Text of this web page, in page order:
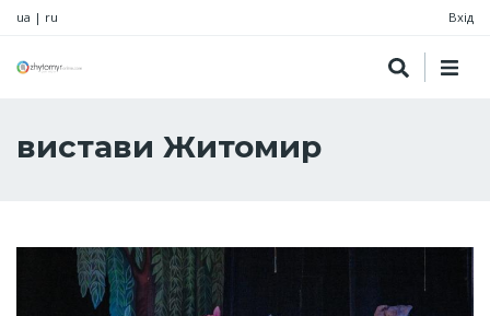
ua | ru Вхід
вистави Житомир